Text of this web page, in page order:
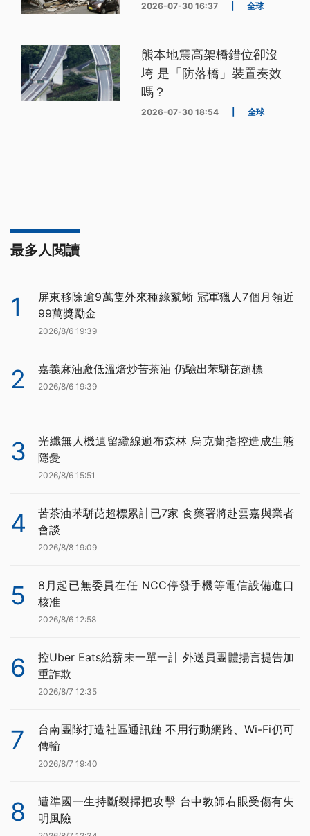
2026-07-30 16:37 全球
熊本地震高架橋錯位卻沒
垮 是「防落橋」裝置奏效
嗎？
2026-07-30 18:54 全球
最多人閱讀
1
屏東移除逾9萬隻外來種綠鬣蜥 冠軍獵人7個月領近
99萬獎勵金
2026/8/6 19:39
2 嘉義麻油廠低溫焙炒苦茶油 仍驗出苯駢芘超標
2026/8/6 19:39
3
光纖無人機遺留纜線遍布森林 烏克蘭指控造成生態
隱憂
2026/8/6 15:51
4
苦茶油苯駢芘超標累計已7家 食藥署將赴雲嘉與業者
會談
2026/8/8 19:09
5
8月起已無委員在任 NCC停發手機等電信設備進口
核准
2026/8/6 12:58
6
控Uber Eats給薪未一單一計 外送員團體揚言提告加
重詐欺
2026/8/7 12:35
7
台南團隊打造社區通訊鏈 不用行動網路、Wi-Fi仍可
傳輸
2026/8/7 19:40
8
遭準國一生持斷裂掃把攻擊 台中教師右眼受傷有失
明風險